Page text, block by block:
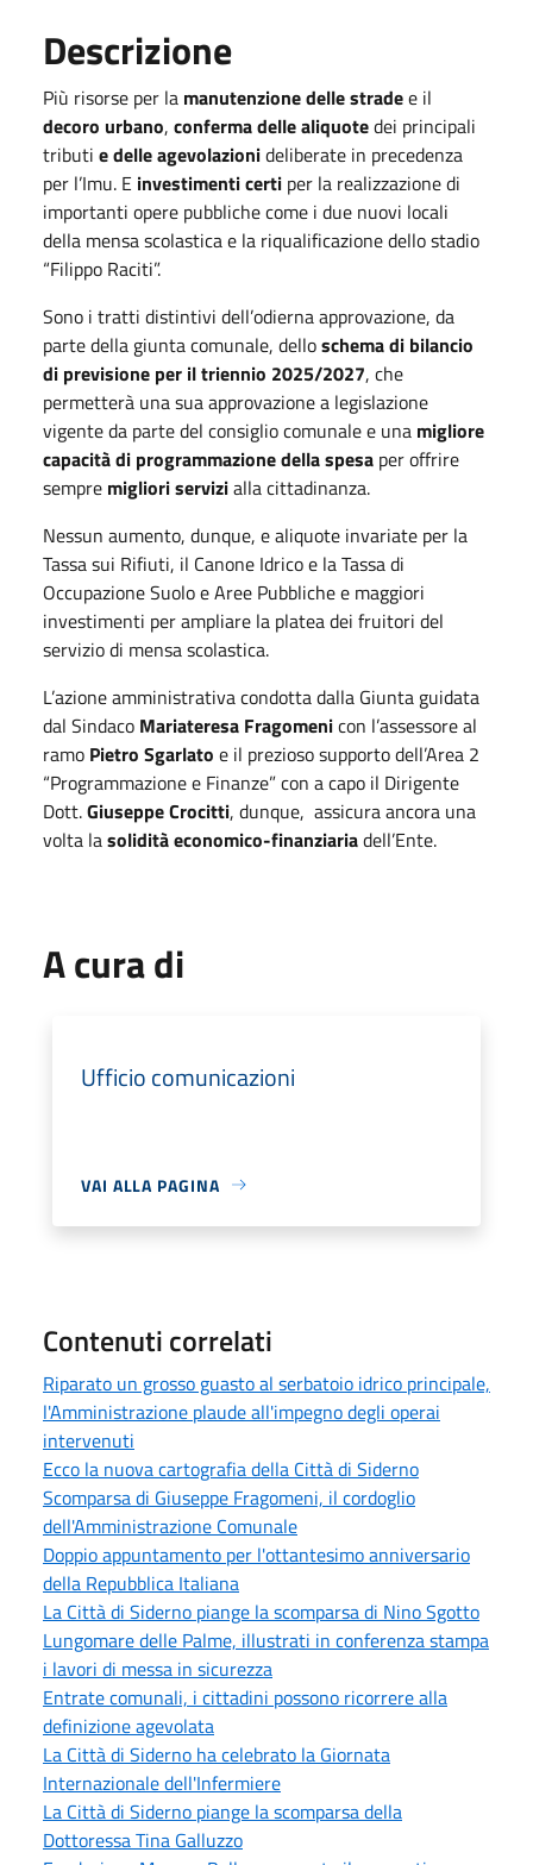
Descrizione
Più risorse per la manutenzione delle stradee il
decoro urbano, conferma delle aliquotedei principali
tributi e delle agevolazionideliberate in precedenza
per l’Imu. E investimenti certi per la realizzazione di
importanti opere pubbliche come i due nuovi locali
della mensa scolastica e la riqualificazione dello stadio
“Filippo Raciti”.
Sono i tratti distintivi dell’odierna approvazione, da
parte della giunta comunale, delloschema di bilancio
di previsione per il triennio 2025/2027, che
permetterà una sua approvazione a legislazione
vigente da parte del consiglio comunale e una migliore
capacità di programmazione della spesa per offrire
sempre migliori servizialla cittadinanza.
Nessun aumento, dunque, e aliquote invariate per la
Tassa sui Rifiuti, il Canone Idrico e la Tassa di
Occupazione Suolo e Aree Pubbliche e maggiori
investimenti per ampliare la platea dei fruitori del
servizio di mensa scolastica.
L’azione amministrativa condotta dalla Giunta guidata
dal Sindaco Mariateresa Fragomenicon l’assessore al
ramo Pietro Sgarlato e il prezioso supporto dell’Area 2
“Programmazione e Finanze” con a capo il Dirigente
Dott.Giuseppe Crocitti, dunque, assicura ancora una
volta lasolidità economico-finanziariadell’Ente.
A cura di
Ufficio comunicazioni
VAI ALLA PAGINA
Contenuti correlati
Riparato un grosso guasto al serbatoio idrico principale,
l'Amministrazione plaude all'impegno degli operai
intervenuti
Ecco la nuova cartografia della Città di Siderno
Scomparsa di Giuseppe Fragomeni, il cordoglio
dell'Amministrazione Comunale
Doppio appuntamento per l'ottantesimo anniversario
della Repubblica Italiana
La Città di Siderno piange la scomparsa di Nino Sgotto
Lungomare delle Palme, illustrati in conferenza stampa
i lavori di messa in sicurezza
Entrate comunali, i cittadini possono ricorrere alla
definizione agevolata
La Città di Siderno ha celebrato la Giornata
Internazionale dell'Infermiere
La Città di Siderno piange la scomparsa della
Dottoressa Tina Galluzzo